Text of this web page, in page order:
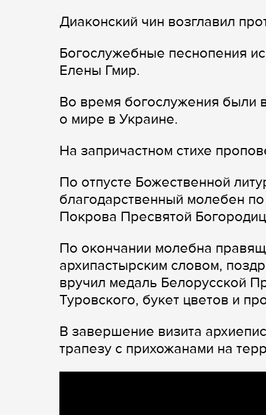
Диаконский чин возглавил
Богослужебные песнопения
Елены Гмир.
Во время богослужения были
о мире в Украине.
На запричастном стихе
По отпусте Божественной
благодарственный молебен
Покрова Пресвятой
По окончании молебна
архипастырским словом,
вручил медаль Белорусской
Туровского, букет цветов и
В завершение визита
трапезу с прихожанами на